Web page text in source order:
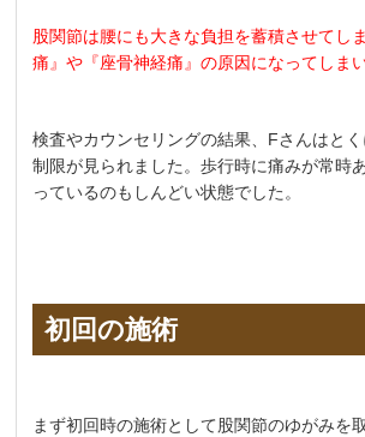
股関節は腰にも大きな負担を蓄積させてし
痛』や『座骨神経痛』の原因になってしま
検査やカウンセリングの結果、Fさんはと
制限が見られました。歩行時に痛みが常時
っているのもしんどい状態でした。
初回の施術
まず初回時の施術として股関節のゆがみを